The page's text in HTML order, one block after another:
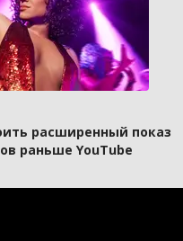
расширенный показ
раньше YouTube